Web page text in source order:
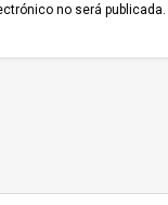
no será publicada.